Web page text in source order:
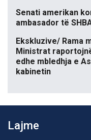
Senati amerikan
ambasador të
Ekskluzive/ Rama
Ministrat
edhe mbledhja e
kabinetin
Lajme